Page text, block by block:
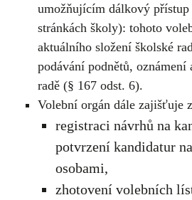
umožňujícím dálkový přístup
stránkách školy): tohoto
aktuálního složení školské
podávání podnětů, oznámení
radě (§ 167 odst. 6).
Volební orgán dále zajišťuje
registraci návrhů na
potvrzení kandidatur
osobami,
zhotovení volebních